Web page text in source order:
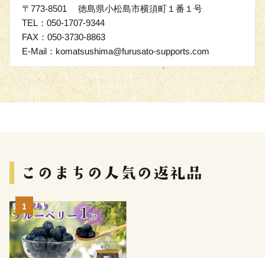
〒773-8501 徳島県小松島市横須町１番１号
TEL：050-1707-9344
FAX：050-3730-8863
E-Mail：komatsushima@furusato-supports.com
1